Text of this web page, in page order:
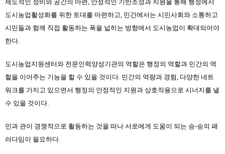
제도적인 정비와 공간의 마련, 안정적인 기반조성과 지원을 통해 행정에서
도시농업활성화를 위한 토대를 마련하고, 민간에서는 시민사회와 소통하고
시민들과 함께 직접 활동하는 폭을 넓히는 방향에서 도시농업이 확대되어야
한다.
도시농업지원센터와 전문인력양성기관의 역할은 행정의 역할과 민간의 역
할을 이어주는 기능을 할 수 있을 것이다. 민간의 역량과 경험, 다양한 네트
워크를 가지고 있으면서 행정의 안정적인 지원과 상호작용으로 시너지를 낼
수 있을 것이다.
민과 관이 경쟁적으로 활동하는 것을 떠나 서로에게 도움이 되는 승-승의 패
러다임이 필요하다.